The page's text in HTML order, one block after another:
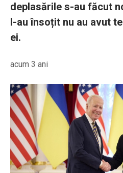
deplasările s-au făcut
l-au însoțit nu au avut
ei.
acum 3 ani